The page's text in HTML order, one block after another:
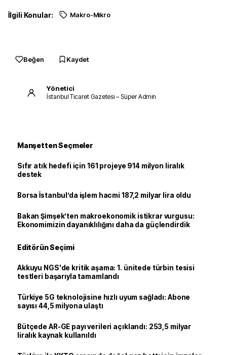
İlgili Konular: Makro-Mikro
Beğen Kaydet
Yönetici
İstanbul Ticaret Gazetesi – Süper Admin
Manşetten Seçmeler
Sıfır atık hedefi için 161 projeye 914 milyon liralık
destek
Borsa İstanbul’da işlem hacmi 187,2 milyar lira oldu
Bakan Şimşek’ten makroekonomik istikrar vurgusu:
Ekonomimizin dayanıklılığını daha da güçlendirdik
Editörün Seçimi
Akkuyu NGS'de kritik aşama: 1. ünitede türbin tesisi
testleri başarıyla tamamlandı
Türkiye 5G teknolojisine hızlı uyum sağladı: Abone
sayısı 44,5 milyona ulaştı
Bütçede AR-GE payı verileri açıklandı: 253,5 milyar
liralık kaynak kullanıldı